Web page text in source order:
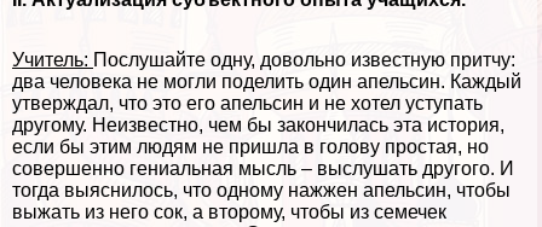
Учитель: Послушайте одну, довольно известную притчу:
два человека не могли поделить один апельсин. Каждый
утверждал, что это его апельсин и не хотел уступать
другому. Неизвестно, чем бы закончилась эта история,
если бы этим людям не пришла в голову простая, но
совершенно гениальная мысль – выслушать другого. И
тогда выяснилось, что одному нажжен апельсин, чтобы
выжать из него сок, а второму, чтобы из семечек